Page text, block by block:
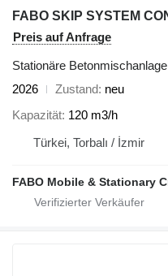
Preis auf Anfrage
Stationäre Betonmischanlage
2026
Zustand neu
Kapazität 120 m3/h
Türkei, Torbalı / İzmir